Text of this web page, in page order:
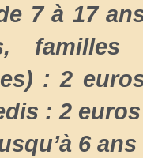
7 à 17
: 2
: 2 euros
6